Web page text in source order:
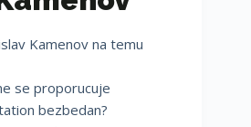
Kamenov na temu
se proporucuje
bezbedan?